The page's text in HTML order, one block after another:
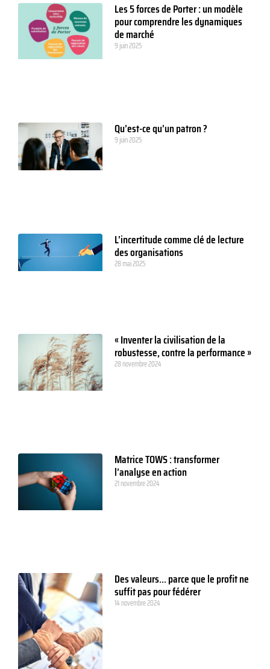
Les 5 forces de Porter : un modèle
pour comprendre les dynamiques
de marché
9 juin 2025
Qu’est-ce qu’un patron ?
9 juin 2025
L’incertitude comme clé de lecture
des organisations
28 mai 2025
« Inventer la civilisation de la
robustesse, contre la performance »
28 novembre 2024
Matrice TOWS : transformer
l’analyse en action
21 novembre 2024
Des valeurs… parce que le profit ne
suffit pas pour fédérer
14 novembre 2024